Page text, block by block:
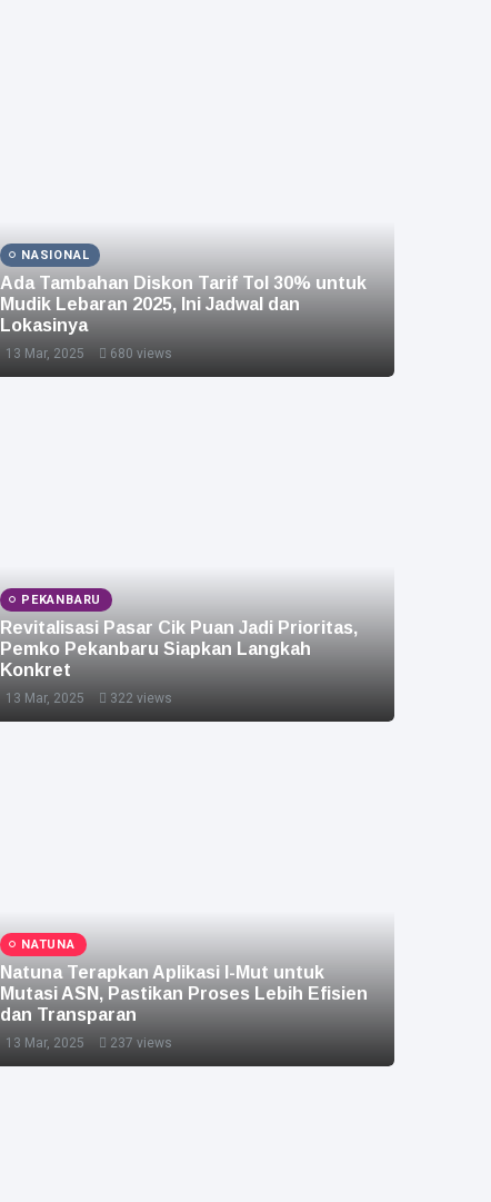
NASIONAL
Ada Tambahan Diskon Tarif Tol 30% untuk
Mudik Lebaran 2025, Ini Jadwal dan
Lokasinya
13 Mar, 2025 680 views
PEKANBARU
Revitalisasi Pasar Cik Puan Jadi Prioritas,
Pemko Pekanbaru Siapkan Langkah
Konkret
13 Mar, 2025 322 views
NATUNA
Natuna Terapkan Aplikasi I-Mut untuk
Mutasi ASN, Pastikan Proses Lebih Efisien
dan Transparan
13 Mar, 2025 237 views